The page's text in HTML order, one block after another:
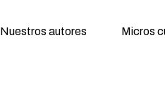
Nuestros autores Micros